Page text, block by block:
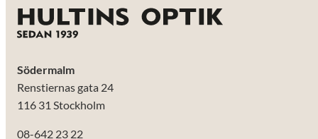
Södermalm
Renstiernas gata 24
116 31 Stockholm
08-642 23 22